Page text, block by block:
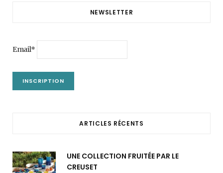
NEWSLETTER
Email*
ARTICLES RÉCENTS
UNE COLLECTION FRUITÉE PAR LE
CREUSET